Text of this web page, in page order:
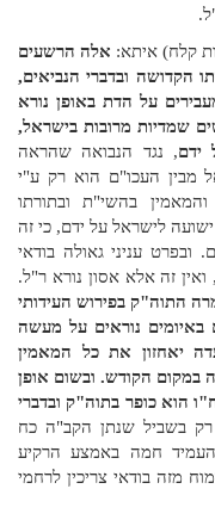
קלח‏) איתא: אלה הרשעים
הקדושה ובדברי הנביאים,
על הדת באופן נורא
שמדיות מרובות בישראל,
ידם, נגד הנבואה שהראה
מבין העכו"ם הוא רק ע"י
בהשי"ת ובתורתו
לישראל על ידם, כי זה
ובפרט עניני גאולה בודאי
זה אלא אסון נורא ר"ל.
התוה"ק בפירוש העידותי
באיומים נוראים על מעשה
יאחזון את כל המאמין
במקום הקודש. ובשום אופן
הוא כופר בתוה"ק ובדברי
רק בשביל שנתן הקב"ה כח
חמה באמצע הרקיע
מזה בודאי צריכין לרחמי